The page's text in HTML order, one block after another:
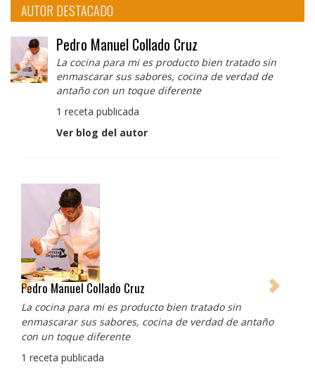
AUTOR DESTACADO
Pedro Manuel Collado Cruz
La cocina para mi es producto bien tratado sin
enmascarar sus sabores, cocina de verdad de
antaño con un toque diferente
1 receta publicada
Ver blog del autor
Albert Adrià
Redes sociales:
https://www.instagram.com/enigma_albertadria/
https://www.instagram.com/albertadriaprojects/
3 recetas publicadas